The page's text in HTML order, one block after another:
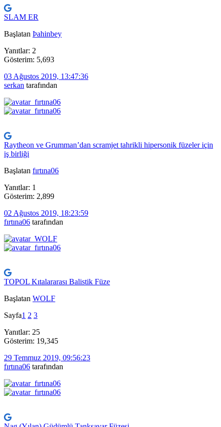
SLAM ER
Başlatan Þahinbey
Yanıtlar: 2
Gösterim: 5,693
03 Ağustos 2019, 13:47:36
serkan tarafından
Raytheon ve Grumman’dan scramjet tahrikli hipersonik füzeler için
iş birliği
Başlatan fırtına06
Yanıtlar: 1
Gösterim: 2,899
02 Ağustos 2019, 18:23:59
fırtına06 tarafından
TOPOL Kıtalararası Balistik Füze
Başlatan WOLF
Sayfa1 2 3
Yanıtlar: 25
Gösterim: 19,345
29 Temmuz 2019, 09:56:23
fırtına06 tarafından